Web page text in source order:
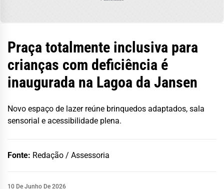
Praça totalmente inclusiva para
crianças com deficiência é
inaugurada na Lagoa da Jansen
Novo espaço de lazer reúne brinquedos adaptados, sala
sensorial e acessibilidade plena.
Fonte: Redação / Assessoria
10 De Junho De 2026